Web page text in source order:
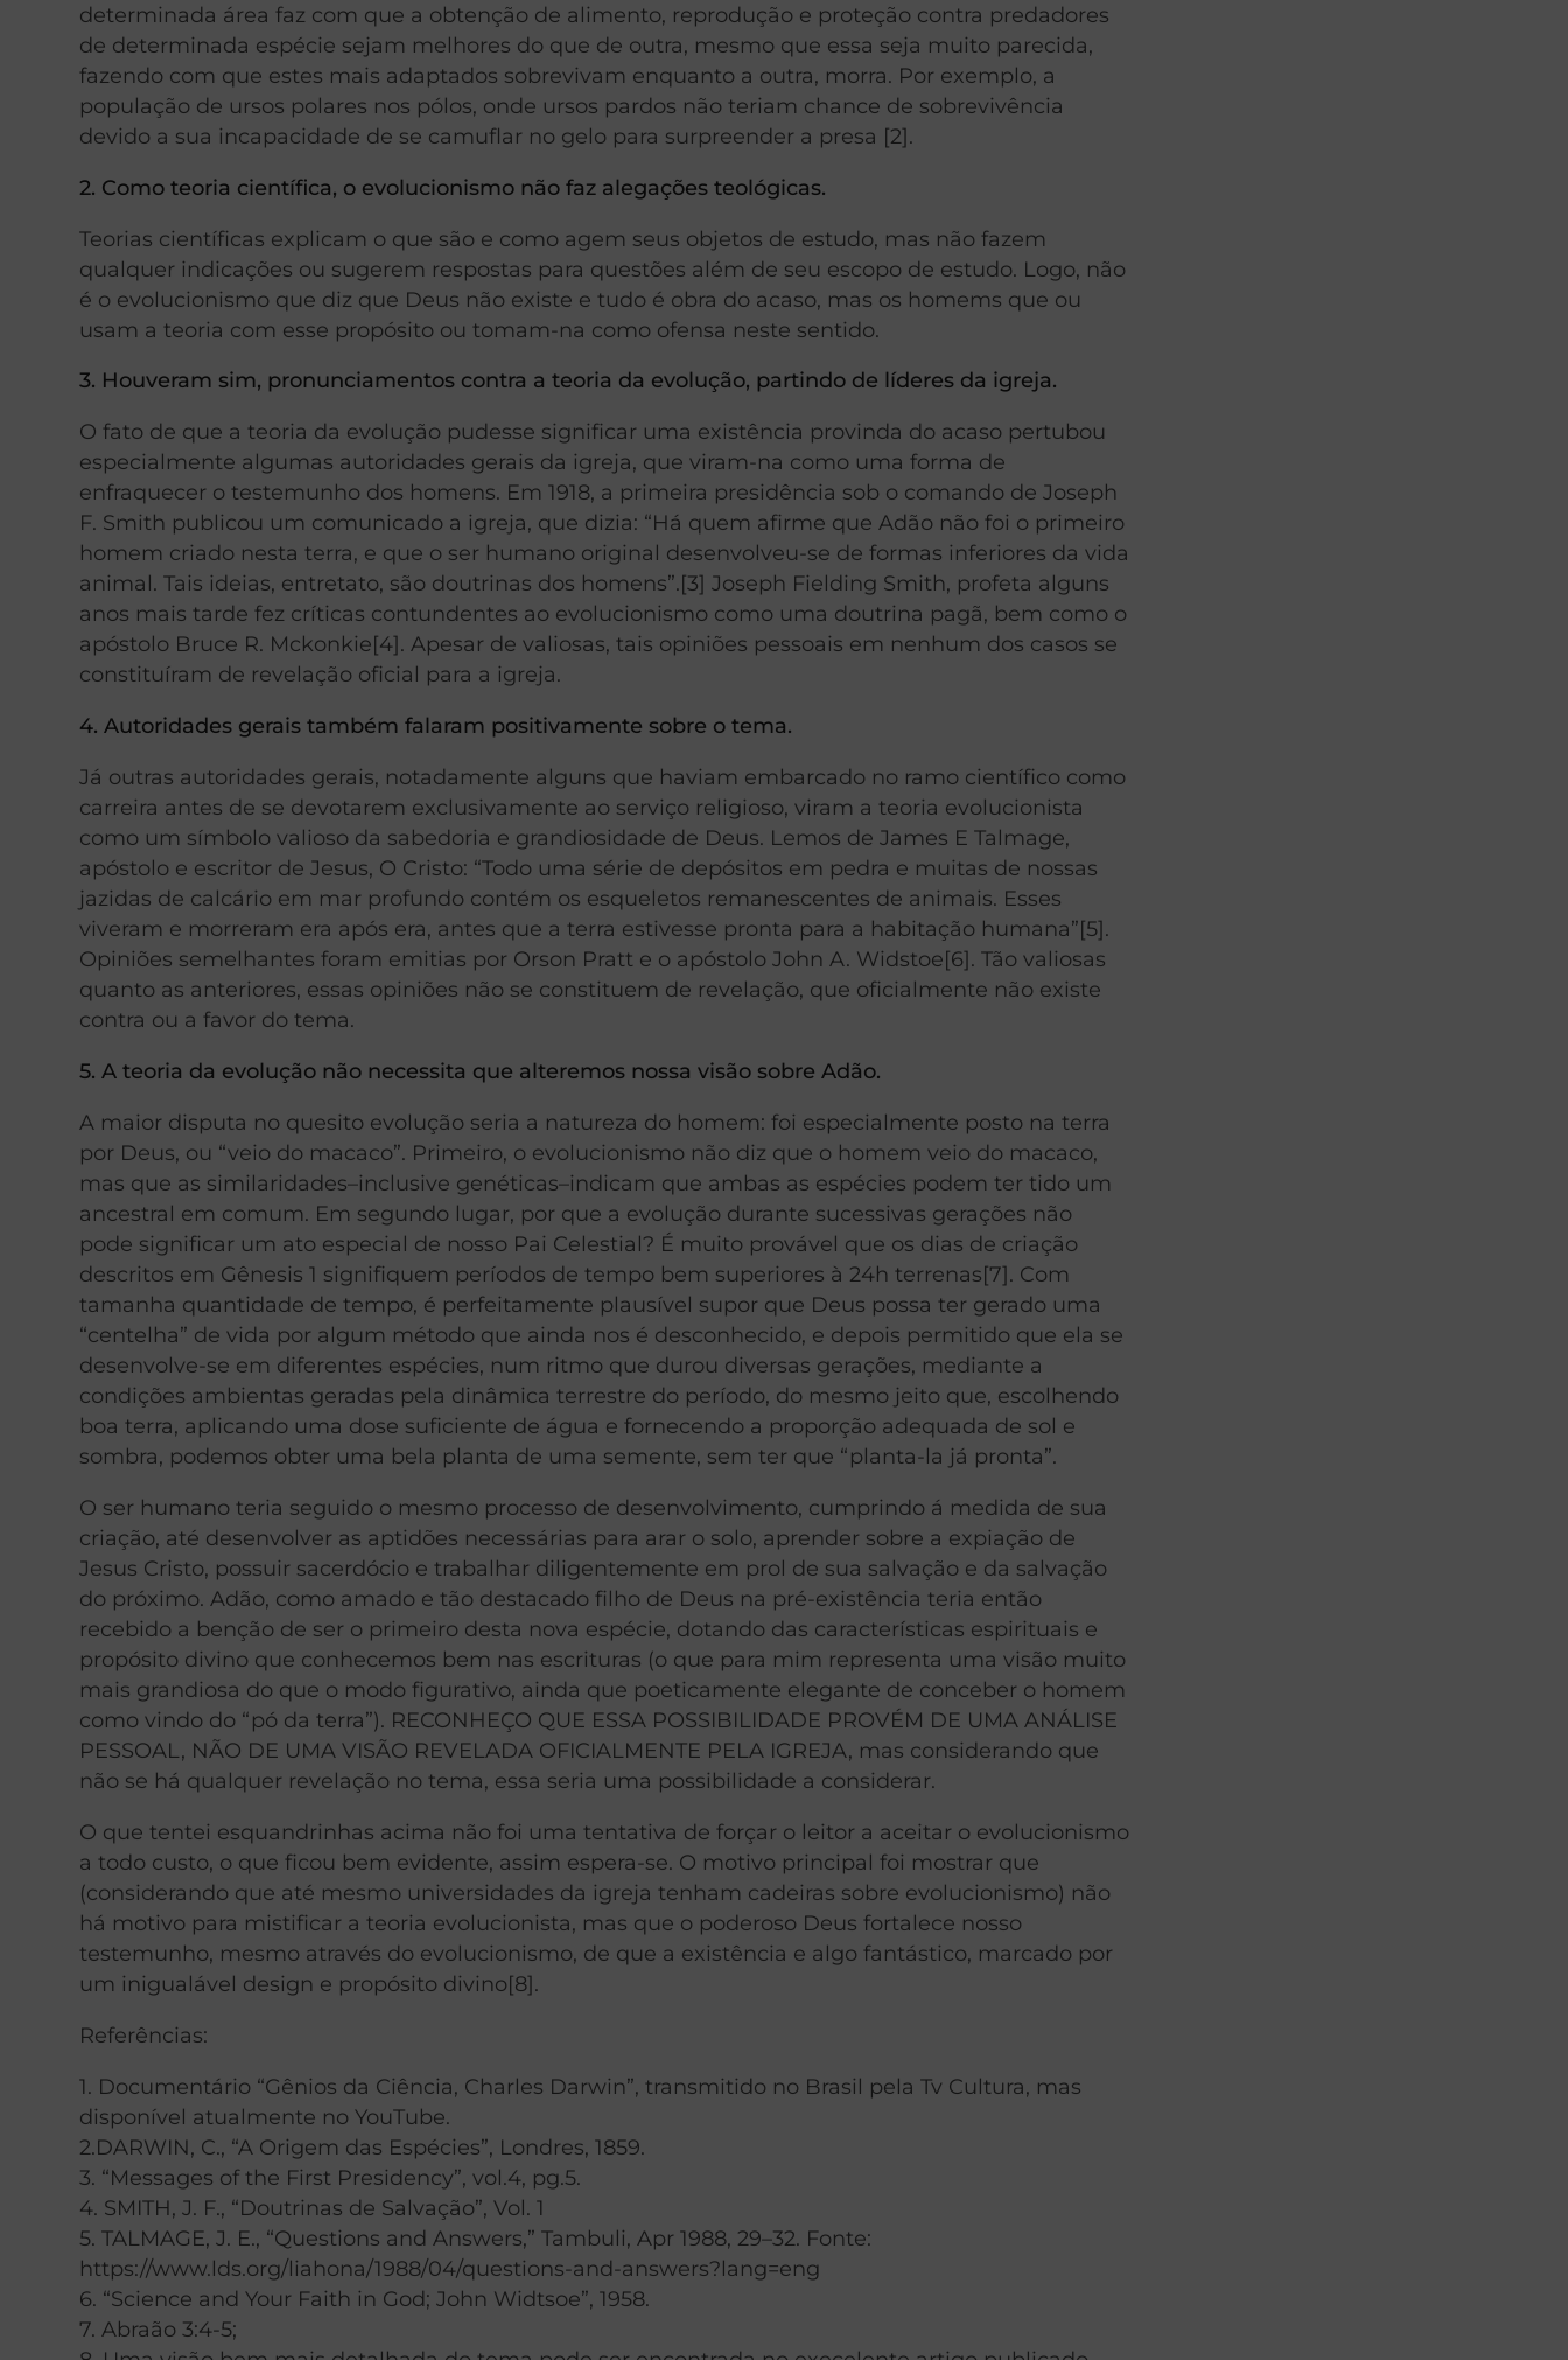
determinada área faz com que a obtenção de alimento, reprodução e proteção contra predadores
de determinada espécie sejam melhores do que de outra, mesmo que essa seja muito parecida,
fazendo com que estes mais adaptados sobrevivam enquanto a outra, morra. Por exemplo, a
população de ursos polares nos pólos, onde ursos pardos não teriam chance de sobrevivência
devido a sua incapacidade de se camuflar no gelo para surpreender a presa [2].
2. Como teoria científica, o evolucionismo não faz alegações teológicas.
Teorias científicas explicam o que são e como agem seus objetos de estudo, mas não fazem
qualquer indicações ou sugerem respostas para questões além de seu escopo de estudo. Logo, não
é o evolucionismo que diz que Deus não existe e tudo é obra do acaso, mas os homems que ou
usam a teoria com esse propósito ou tomam-na como ofensa neste sentido.
3. Houveram sim, pronunciamentos contra a teoria da evolução, partindo de líderes da igreja.
O fato de que a teoria da evolução pudesse significar uma existência provinda do acaso pertubou
especialmente algumas autoridades gerais da igreja, que viram-na como uma forma de
enfraquecer o testemunho dos homens. Em 1918, a primeira presidência sob o comando de Joseph
F. Smith publicou um comunicado a igreja, que dizia: “Há quem afirme que Adão não foi o primeiro
homem criado nesta terra, e que o ser humano original desenvolveu-se de formas inferiores da vida
animal. Tais ideias, entretato, são doutrinas dos homens”.[3] Joseph Fielding Smith, profeta alguns
anos mais tarde fez críticas contundentes ao evolucionismo como uma doutrina pagã, bem como o
apóstolo Bruce R. Mckonkie[4]. Apesar de valiosas, tais opiniões pessoais em nenhum dos casos se
constituíram de revelação oficial para a igreja.
4. Autoridades gerais também falaram positivamente sobre o tema.
Já outras autoridades gerais, notadamente alguns que haviam embarcado no ramo científico como
carreira antes de se devotarem exclusivamente ao serviço religioso, viram a teoria evolucionista
como um símbolo valioso da sabedoria e grandiosidade de Deus. Lemos de James E Talmage,
apóstolo e escritor de Jesus, O Cristo: “Todo uma série de depósitos em pedra e muitas de nossas
jazidas de calcário em mar profundo contém os esqueletos remanescentes de animais. Esses
viveram e morreram era após era, antes que a terra estivesse pronta para a habitação humana”[5].
Opiniões semelhantes foram emitias por Orson Pratt e o apóstolo John A. Widstoe[6]. Tão valiosas
quanto as anteriores, essas opiniões não se constituem de revelação, que oficialmente não existe
contra ou a favor do tema.
5. A teoria da evolução não necessita que alteremos nossa visão sobre Adão.
A maior disputa no quesito evolução seria a natureza do homem: foi especialmente posto na terra
por Deus, ou “veio do macaco”. Primeiro, o evolucionismo não diz que o homem veio do macaco,
mas que as similaridades–inclusive genéticas–indicam que ambas as espécies podem ter tido um
ancestral em comum. Em segundo lugar, por que a evolução durante sucessivas gerações não
pode significar um ato especial de nosso Pai Celestial? É muito provável que os dias de criação
descritos em Gênesis 1 signifiquem períodos de tempo bem superiores à 24h terrenas[7]. Com
tamanha quantidade de tempo, é perfeitamente plausível supor que Deus possa ter gerado uma
“centelha” de vida por algum método que ainda nos é desconhecido, e depois permitido que ela se
desenvolve-se em diferentes espécies, num ritmo que durou diversas gerações, mediante a
condições ambientas geradas pela dinâmica terrestre do período, do mesmo jeito que, escolhendo
boa terra, aplicando uma dose suficiente de água e fornecendo a proporção adequada de sol e
sombra, podemos obter uma bela planta de uma semente, sem ter que “planta-la já pronta”.
O ser humano teria seguido o mesmo processo de desenvolvimento, cumprindo á medida de sua
criação, até desenvolver as aptidões necessárias para arar o solo, aprender sobre a expiação de
Jesus Cristo, possuir sacerdócio e trabalhar diligentemente em prol de sua salvação e da salvação
do próximo. Adão, como amado e tão destacado filho de Deus na pré-existência teria então
recebido a benção de ser o primeiro desta nova espécie, dotando das características espirituais e
propósito divino que conhecemos bem nas escrituras (o que para mim representa uma visão muito
mais grandiosa do que o modo figurativo, ainda que poeticamente elegante de conceber o homem
como vindo do “pó da terra”). RECONHEÇO QUE ESSA POSSIBILIDADE PROVÉM DE UMA ANÁLISE
PESSOAL, NÃO DE UMA VISÃO REVELADA OFICIALMENTE PELA IGREJA, mas considerando que
não se há qualquer revelação no tema, essa seria uma possibilidade a considerar.
O que tentei esquandrinhas acima não foi uma tentativa de forçar o leitor a aceitar o evolucionismo
a todo custo, o que ficou bem evidente, assim espera-se. O motivo principal foi mostrar que
(considerando que até mesmo universidades da igreja tenham cadeiras sobre evolucionismo) não
há motivo para mistificar a teoria evolucionista, mas que o poderoso Deus fortalece nosso
testemunho, mesmo através do evolucionismo, de que a existência e algo fantástico, marcado por
um inigualável design e propósito divino[8].
Referências:
1. Documentário “Gênios da Ciência, Charles Darwin”, transmitido no Brasil pela Tv Cultura, mas
disponível atualmente no YouTube.
2.DARWIN, C., “A Origem das Espécies”, Londres, 1859.
3. “Messages of the First Presidency”, vol.4, pg.5.
4. SMITH, J. F., “Doutrinas de Salvação”, Vol. 1
5. TALMAGE, J. E., “Questions and Answers,” Tambuli, Apr 1988, 29–32. Fonte:
https://www.lds.org/liahona/1988/04/questions-and-answers?lang=eng
6. “Science and Your Faith in God; John Widtsoe”, 1958.
7. Abraão 3:4-5;